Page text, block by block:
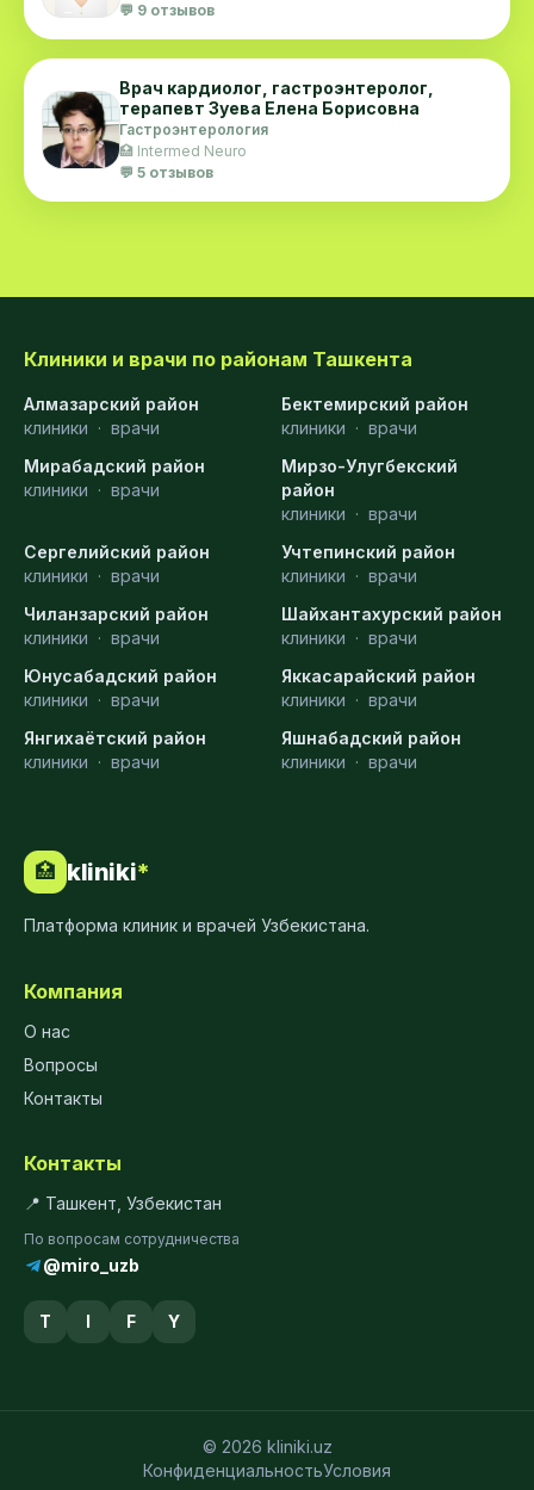
💬 9 отзывов
Врач кардиолог, гастроэнтеролог,
терапевт Зуева Елена Борисовна
Гастроэнтерология
🏥 Intermed Neuro
💬 5 отзывов
Клиники и врачи по районам Ташкента
Алмазарский район
клиники · врачи
Бектемирский район
клиники · врачи
Мирабадский район
клиники · врачи
Мирзо-Улугбекский
район
клиники · врачи
Сергелийский район
клиники · врачи
Учтепинский район
клиники · врачи
Чиланзарский район
клиники · врачи
Шайхантахурский район
клиники · врачи
Юнусабадский район
клиники · врачи
Яккасарайский район
клиники · врачи
Янгихаётский район
клиники · врачи
Яшнабадский район
клиники · врачи
🏥 kliniki*
Платформа клиник и врачей Узбекистана.
Компания
О нас
Вопросы
Контакты
Контакты
📍 Ташкент, Узбекистан
По вопросам сотрудничества
@miro_uzb
T I F Y
© 2026 kliniki.uz
КонфиденциальностьУсловия